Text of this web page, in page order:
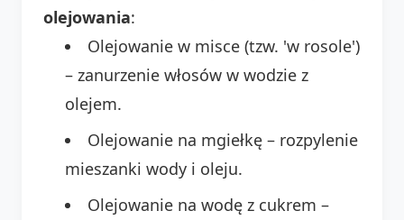
olejowania:
Olejowanie w misce (tzw. 'w rosole')
– zanurzenie włosów w wodzie z
olejem.
Olejowanie na mgiełkę – rozpylenie
mieszanki wody i oleju.
Olejowanie na wodę z cukrem –